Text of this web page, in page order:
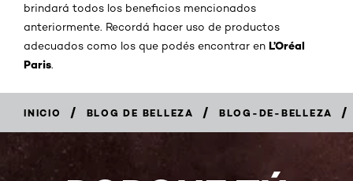
brindará todos los beneficios mencionados
anteriormente. Recordá hacer uso de productos
adecuados como los que podés encontrar en L’Oréal
Paris.
INICIO / BLOG DE BELLEZA / BLOG-DE-BELLEZA /